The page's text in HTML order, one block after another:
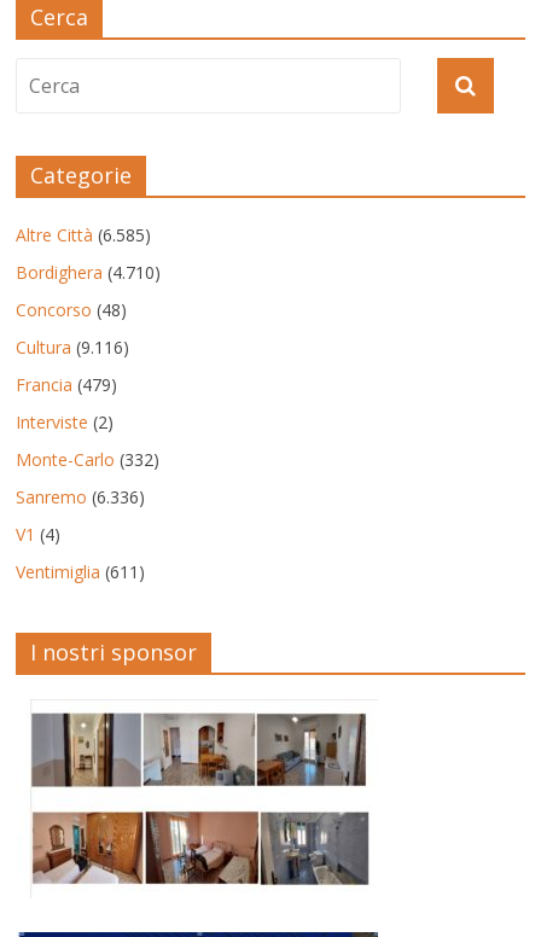
Cerca
Categorie
Altre Città (6.585)
Bordighera (4.710)
Concorso (48)
Cultura (9.116)
Francia (479)
Interviste (2)
Monte-Carlo (332)
Sanremo (6.336)
V1 (4)
Ventimiglia (611)
I nostri sponsor